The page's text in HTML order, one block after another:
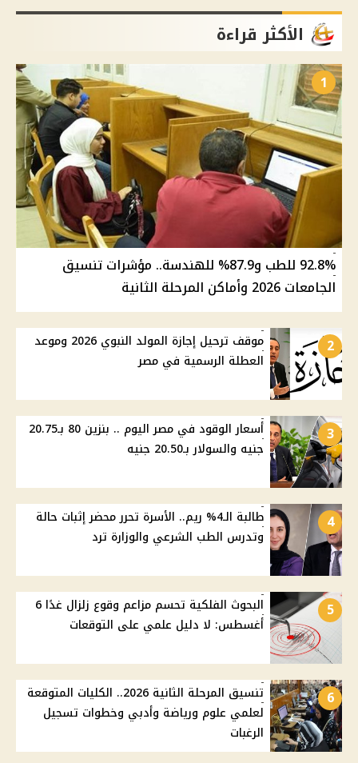
الأكثر قراءة
1
92.8% للطب و87.9% للهندسة.. مؤشرات تنسيق
الجامعات 2026 وأماكن المرحلة الثانية
2
موقف ترحيل إجازة المولد النبوي 2026 وموعد
العطلة الرسمية في مصر
3
أسعار الوقود في مصر اليوم .. بنزين 80 بـ20.75
جنيه والسولار بـ20.50 جنيه
4
طالبة الـ4% ريم.. الأسرة تحرر محضر إثبات حالة
وتدرس الطب الشرعي والوزارة ترد
5
البحوث الفلكية تحسم مزاعم وقوع زلزال غدًا 6
أغسطس: لا دليل علمي على التوقعات
6
تنسيق المرحلة الثانية 2026.. الكليات المتوقعة
لعلمي علوم ورياضة وأدبي وخطوات تسجيل
الرغبات